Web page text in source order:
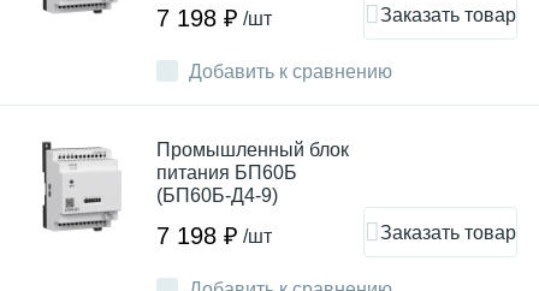
Добавить к сравнению
7 198 ₽ /шт Заказать товар
Промышленный блок
питания БП60Б
(БП60Б-Д4-9)
7 198 ₽ /шт Заказать товар